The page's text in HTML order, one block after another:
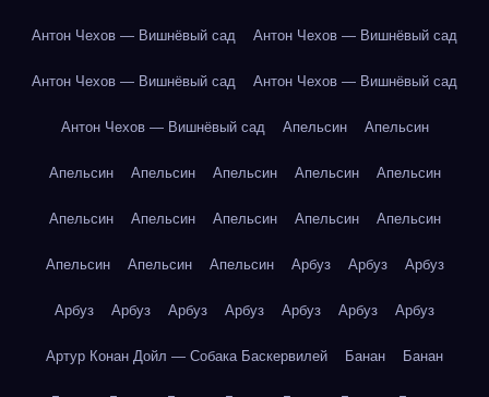
Антон Чехов — Вишнёвый сад Антон Чехов — Вишнёвый сад
Антон Чехов — Вишнёвый сад Антон Чехов — Вишнёвый сад
Антон Чехов — Вишнёвый сад Апельсин Апельсин
Апельсин Апельсин Апельсин Апельсин Апельсин
Апельсин Апельсин Апельсин Апельсин Апельсин
Апельсин Апельсин Апельсин Арбуз Арбуз Арбуз
Арбуз Арбуз Арбуз Арбуз Арбуз Арбуз Арбуз
Артур Конан Дойл — Собака Баскервилей Банан Банан